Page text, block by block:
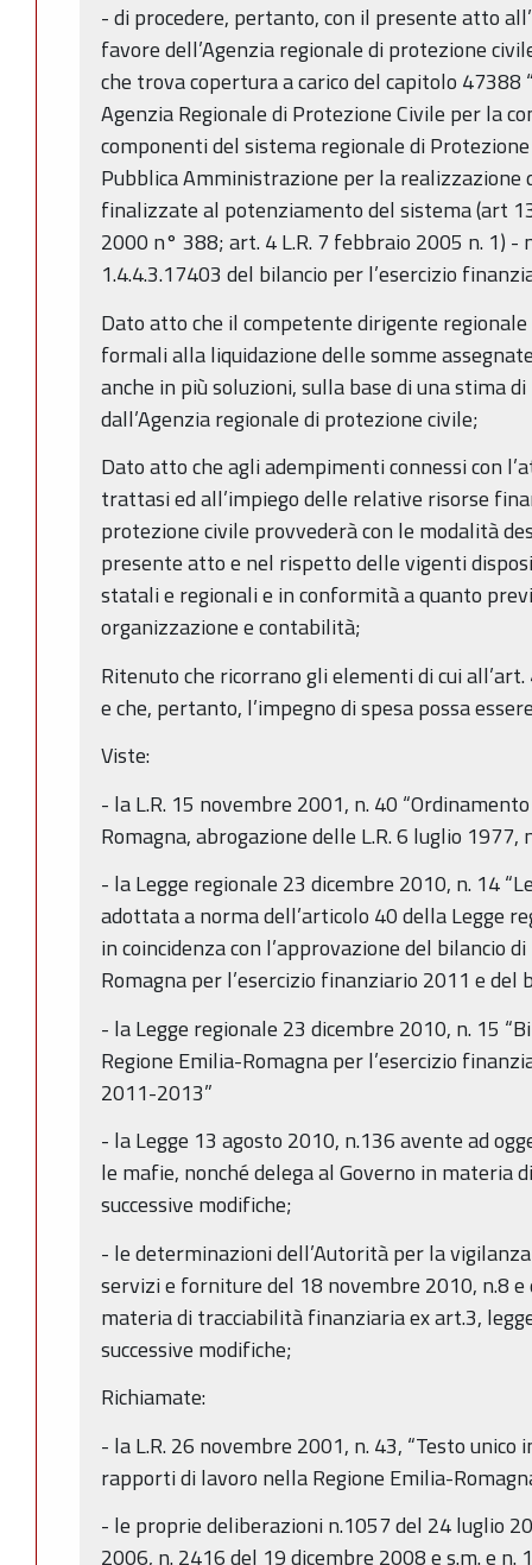
- di procedere, pertanto, con il presente atto
favore dell’Agenzia regionale di protezione
che trova copertura a carico del capitolo 47388
Agenzia Regionale di Protezione Civile per la
componenti del sistema regionale di
Pubblica Amministrazione per la
finalizzate al potenziamento del sistema (art
2000 n° 388; art. 4 L.R. 7 febbraio 2005 n. 1) -
1.4.4.3.17403 del bilancio per l’esercizio
Dato atto che il competente dirigente
formali alla liquidazione delle somme
anche in più soluzioni, sulla base di una stima
dall’Agenzia regionale di protezione civile;
Dato atto che agli adempimenti connessi con
trattasi ed all’impiego delle relative risorse
protezione civile provvederà con le modalità
presente atto e nel rispetto delle vigenti
statali e regionali e in conformità a quanto
organizzazione e contabilità;
Ritenuto che ricorrano gli elementi di cui
e che, pertanto, l’impegno di spesa possa
Viste:
- la L.R. 15 novembre 2001, n. 40
Romagna, abrogazione delle L.R. 6 luglio 1977,
- la Legge regionale 23 dicembre 2010, n. 14
adottata a norma dell’articolo 40 della Legge
in coincidenza con l’approvazione del bilancio
Romagna per l’esercizio finanziario 2011 e
- la Legge regionale 23 dicembre 2010, n. 15
Regione Emilia-Romagna per l’esercizio
2011-2013”
- la Legge 13 agosto 2010, n.136 avente ad
le mafie, nonché delega al Governo in materia
successive modifiche;
- le determinazioni dell’Autorità per la
servizi e forniture del 18 novembre 2010, n.8
materia di tracciabilità finanziaria ex art.3,
successive modifiche;
Richiamate:
- la L.R. 26 novembre 2001, n. 43, “Testo
rapporti di lavoro nella Regione Emilia-
- le proprie deliberazioni n.1057 del 24 luglio
2006, n. 2416 del 19 dicembre 2008 e s.m. e